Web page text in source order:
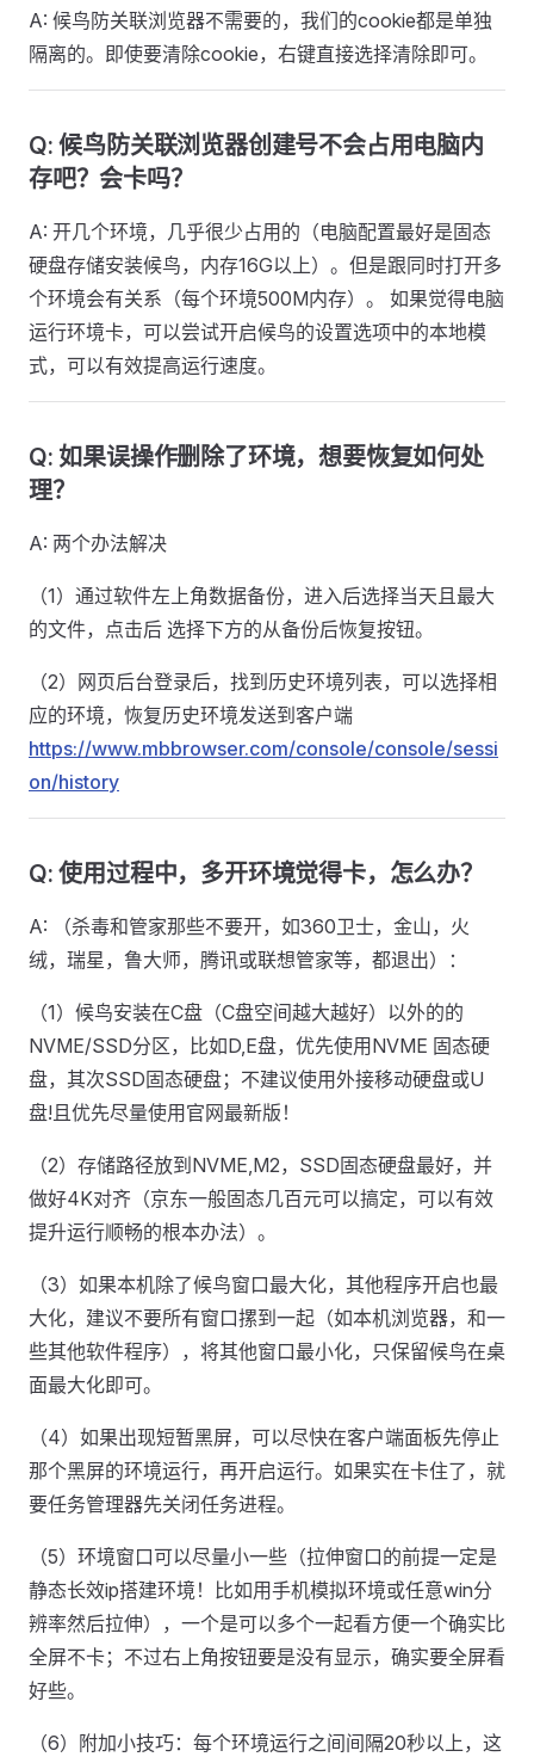
A: 候鸟防关联浏览器不需要的，我们的cookie都是单独
隔离的。即使要清除cookie，右键直接选择清除即可。
Q: 候鸟防关联浏览器创建号不会占用电脑内
存吧？会卡吗？
A: 开几个环境，几乎很少占用的（电脑配置最好是固态
硬盘存储安装候鸟，内存16G以上）。但是跟同时打开多
个环境会有关系（每个环境500M内存）。 如果觉得电脑
运行环境卡，可以尝试开启候鸟的设置选项中的本地模
式，可以有效提高运行速度。
Q: 如果误操作删除了环境，想要恢复如何处
理？
A: 两个办法解决
（1）通过软件左上角数据备份，进入后选择当天且最大
的文件，点击后 选择下方的从备份后恢复按钮。
（2）网页后台登录后，找到历史环境列表，可以选择相
应的环境，恢复历史环境发送到客户端
https://www.mbbrowser.com/console/console/sessi
on/history
Q: 使用过程中，多开环境觉得卡，怎么办？
A: （杀毒和管家那些不要开，如360卫士，金山，火
绒，瑞星，鲁大师，腾讯或联想管家等，都退出）：
（1）候鸟安装在C盘（C盘空间越大越好）以外的的
NVME/SSD分区，比如D,E盘，优先使用NVME 固态硬
盘，其次SSD固态硬盘；不建议使用外接移动硬盘或U
盘!且优先尽量使用官网最新版！
（2）存储路径放到NVME,M2，SSD固态硬盘最好，并
做好4K对齐（京东一般固态几百元可以搞定，可以有效
提升运行顺畅的根本办法）。
（3）如果本机除了候鸟窗口最大化，其他程序开启也最
大化，建议不要所有窗口摞到一起（如本机浏览器，和一
些其他软件程序），将其他窗口最小化，只保留候鸟在桌
面最大化即可。
（4）如果出现短暂黑屏，可以尽快在客户端面板先停止
那个黑屏的环境运行，再开启运行。如果实在卡住了，就
要任务管理器先关闭任务进程。
（5）环境窗口可以尽量小一些（拉伸窗口的前提一定是
静态长效ip搭建环境！比如用手机模拟环境或任意win分
辨率然后拉伸），一个是可以多个一起看方便一个确实比
全屏不卡；不过右上角按钮要是没有显示，确实要全屏看
好些。
（6）附加小技巧：每个环境运行之间间隔20秒以上，这